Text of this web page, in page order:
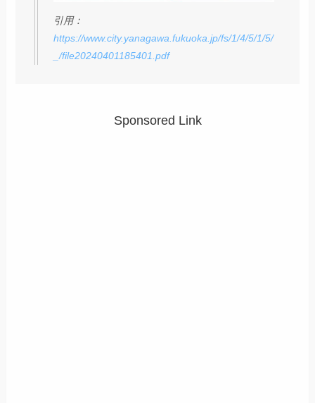
引用：
https://www.city.yanagawa.fukuoka.jp/fs/1/4/5/1/5/
_/file20240401185401.pdf
Sponsored Link